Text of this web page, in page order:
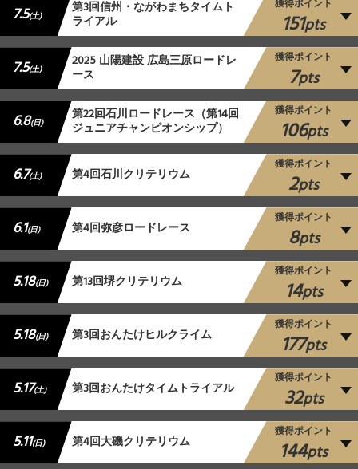
7.5(土) 第3回信州・ながわまちタイムト
ライアル
獲得ポイント
151pts
7.5(土) 2025 山陽建設 広島三原ロードレ
ース
獲得ポイント
7pts
6.8(日) 第22回石川ロードレース（第14回
ジュニアチャンピオンシップ）
獲得ポイント
106pts
6.7(土) 第4回石川クリテリウム
獲得ポイント
2pts
6.1(日) 第4回弥彦ロードレース
獲得ポイント
8pts
5.18(日) 第13回堺クリテリウム
獲得ポイント
14pts
5.18(日) 第3回おんたけヒルクライム
獲得ポイント
177pts
5.17(土) 第3回おんたけタイムトライアル
獲得ポイント
32pts
5.11(日) 第4回大磯クリテリウム
獲得ポイント
144pts